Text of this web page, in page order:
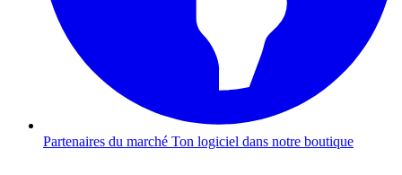
Partenaires du marché Ton logiciel dans notre boutique